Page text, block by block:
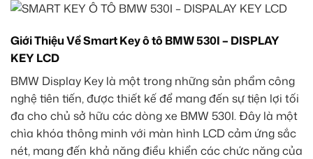
Giới Thiệu Về Smart Key ô tô BMW 530I – DISPLAY
KEY LCD
BMW Display Key là một trong những sản phẩm công
nghệ tiên tiến, được thiết kế để mang đến sự tiện lợi tối
đa cho chủ sở hữu các dòng xe BMW 530I. Đây là một
chìa khóa thông minh với màn hình LCD cảm ứng sắc
nét, mang đến khả năng điều khiển các chức năng của